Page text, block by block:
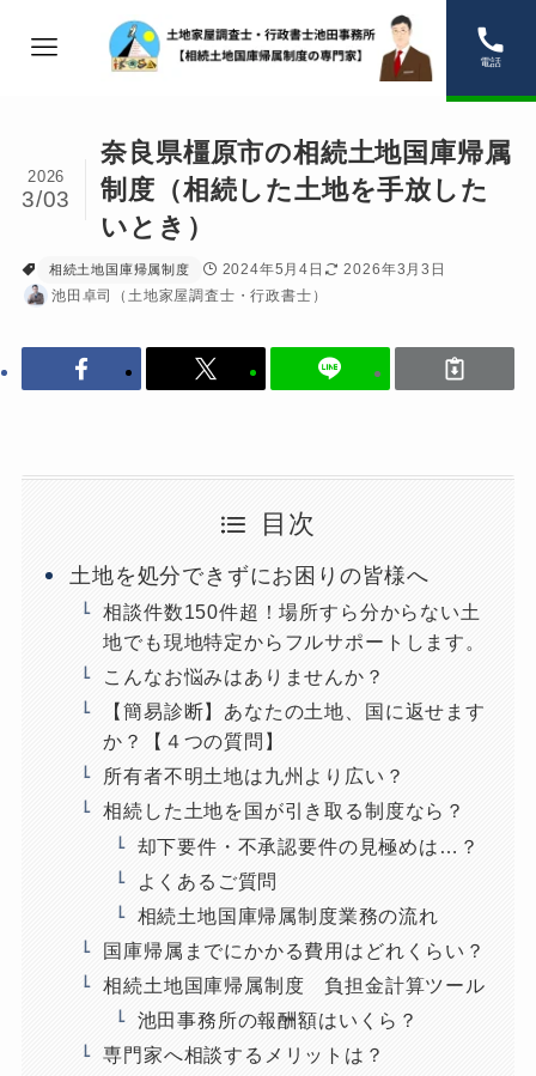
電話
奈良県橿原市の相続土地国庫帰属
制度（相続した土地を手放した
いとき）
2026
3/03
相続土地国庫帰属制度 2024年5月4日
2026年3月3日
池田卓司（土地家屋調査士・行政書士）
目次
土地を処分できずにお困りの皆様へ
相談件数150件超！場所すら分からない土
地でも現地特定からフルサポートします。
こんなお悩みはありませんか？
【簡易診断】あなたの土地、国に返せます
か？【４つの質問】
所有者不明土地は九州より広い？
相続した土地を国が引き取る制度なら？
却下要件・不承認要件の見極めは…？
よくあるご質問
相続土地国庫帰属制度業務の流れ
国庫帰属までにかかる費用はどれくらい？
相続土地国庫帰属制度 負担金計算ツール
池田事務所の報酬額はいくら？
専門家へ相談するメリットは？